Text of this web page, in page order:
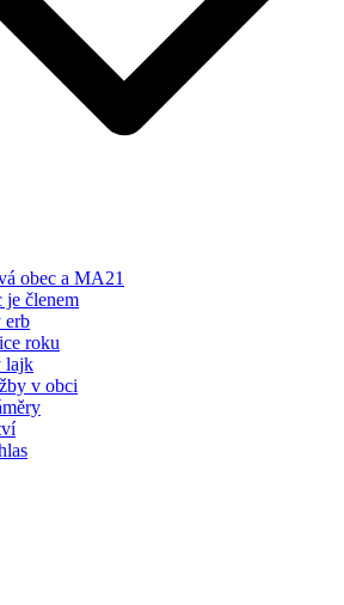
obec a MA21
je členem
erb
roku
lajk
v obci